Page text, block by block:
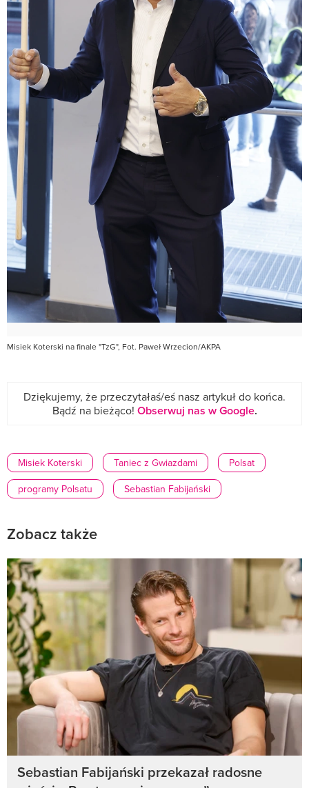
Misiek Koterski na finale "TzG", Fot. Paweł Wrzecion/AKPA
Dziękujemy, że przeczytałaś/eś nasz artykuł do końca.
Bądź na bieżąco! Obserwuj nas w Google.
Misiek Koterski Taniec z Gwiazdami
Polsat
programy Polsatu
Sebastian Fabijański
Zobacz także
Sebastian Fabijański przekazał radosne